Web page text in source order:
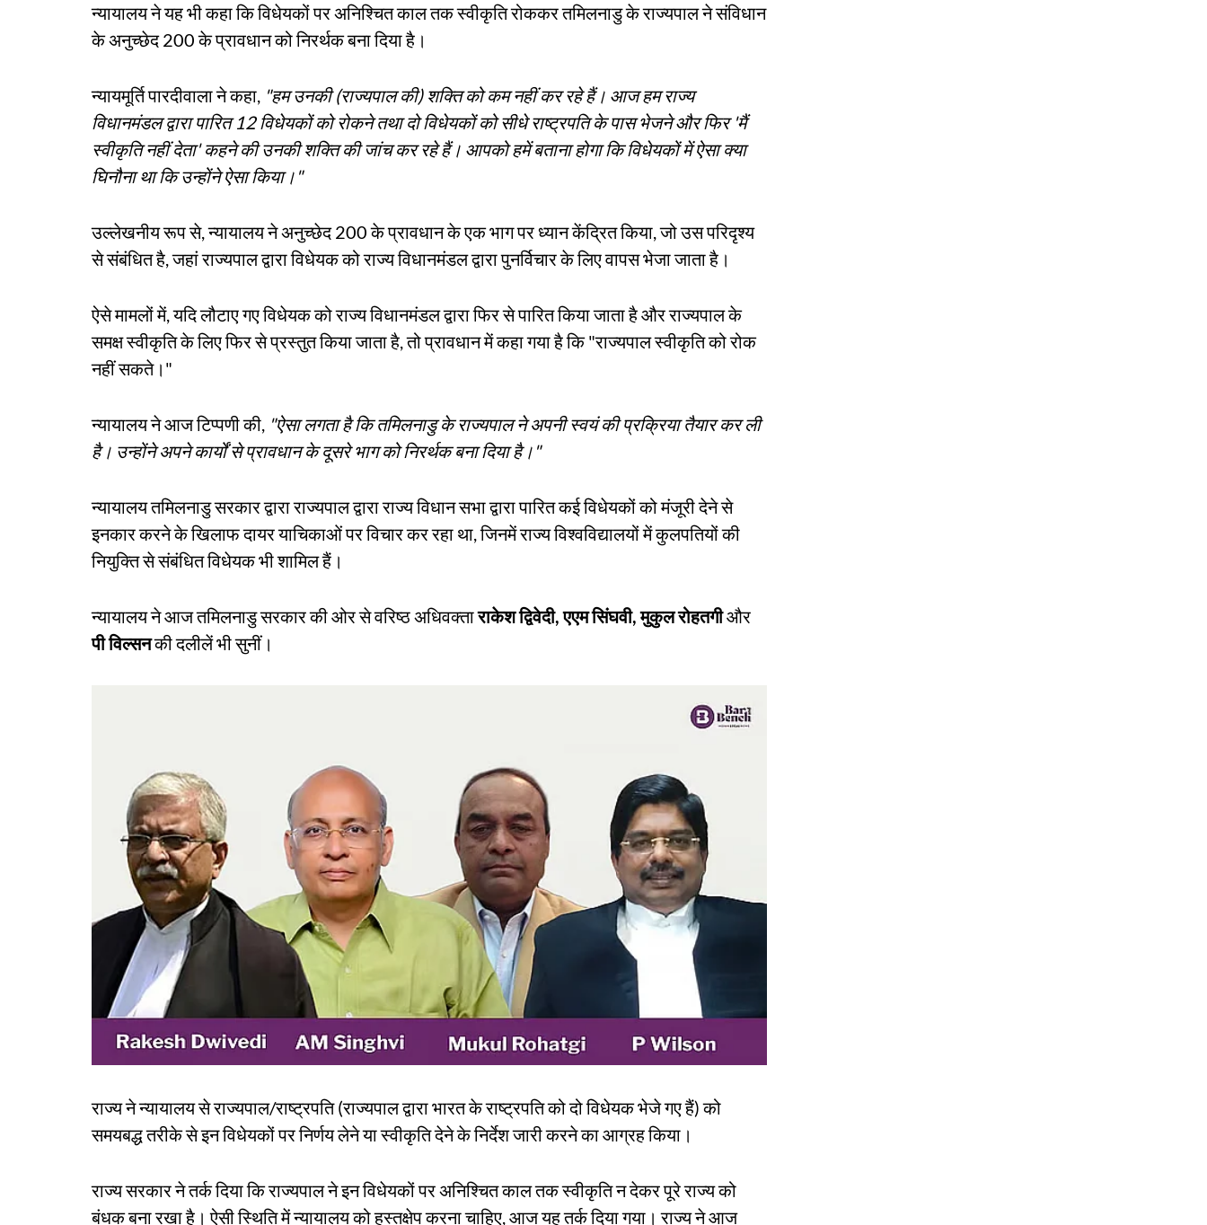
न्यायालय ने यह भी कहा कि विधेयकों पर अनिश्चित काल तक स्वीकृति रोककर तमिलनाडु के राज्यपाल ने संविधान
के अनुच्छेद 200 के प्रावधान को निरर्थक बना दिया है।
न्यायमूर्ति पारदीवाला ने कहा, "हम उनकी (राज्यपाल की) शक्ति को कम नहीं कर रहे हैं। आज हम राज्य
विधानमंडल द्वारा पारित 12 विधेयकों को रोकने तथा दो विधेयकों को सीधे राष्ट्रपति के पास भेजने और फिर 'मैं
स्वीकृति नहीं देता' कहने की उनकी शक्ति की जांच कर रहे हैं। आपको हमें बताना होगा कि विधेयकों में ऐसा क्या
घिनौना था कि उन्होंने ऐसा किया।"
उल्लेखनीय रूप से, न्यायालय ने अनुच्छेद 200 के प्रावधान के एक भाग पर ध्यान केंद्रित किया, जो उस परिदृश्य
से संबंधित है, जहां राज्यपाल द्वारा विधेयक को राज्य विधानमंडल द्वारा पुनर्विचार के लिए वापस भेजा जाता है।
ऐसे मामलों में, यदि लौटाए गए विधेयक को राज्य विधानमंडल द्वारा फिर से पारित किया जाता है और राज्यपाल के
समक्ष स्वीकृति के लिए फिर से प्रस्तुत किया जाता है, तो प्रावधान में कहा गया है कि "राज्यपाल स्वीकृति को रोक
नहीं सकते।"
न्यायालय ने आज टिप्पणी की, "ऐसा लगता है कि तमिलनाडु के राज्यपाल ने अपनी स्वयं की प्रक्रिया तैयार कर ली
है। उन्होंने अपने कार्यों से प्रावधान के दूसरे भाग को निरर्थक बना दिया है।"
न्यायालय तमिलनाडु सरकार द्वारा राज्यपाल द्वारा राज्य विधान सभा द्वारा पारित कई विधेयकों को मंजूरी देने से
इनकार करने के खिलाफ दायर याचिकाओं पर विचार कर रहा था, जिनमें राज्य विश्वविद्यालयों में कुलपतियों की
नियुक्ति से संबंधित विधेयक भी शामिल हैं।
न्यायालय ने आज तमिलनाडु सरकार की ओर से वरिष्ठ अधिवक्ताराकेश द्विवेदी, एएम सिंघवी, मुकुल रोहतगीऔर
पी विल्सनकी दलीलें भी सुनीं।
राज्य ने न्यायालय से राज्यपाल/राष्ट्रपति (राज्यपाल द्वारा भारत के राष्ट्रपति को दो विधेयक भेजे गए हैं) को
समयबद्ध तरीके से इन विधेयकों पर निर्णय लेने या स्वीकृति देने के निर्देश जारी करने का आग्रह किया।
राज्य सरकार ने तर्क दिया कि राज्यपाल ने इन विधेयकों पर अनिश्चित काल तक स्वीकृति न देकर पूरे राज्य को
बंधक बना रखा है। ऐसी स्थिति में न्यायालय को हस्तक्षेप करना चाहिए, आज यह तर्क दिया गया। राज्य ने आज